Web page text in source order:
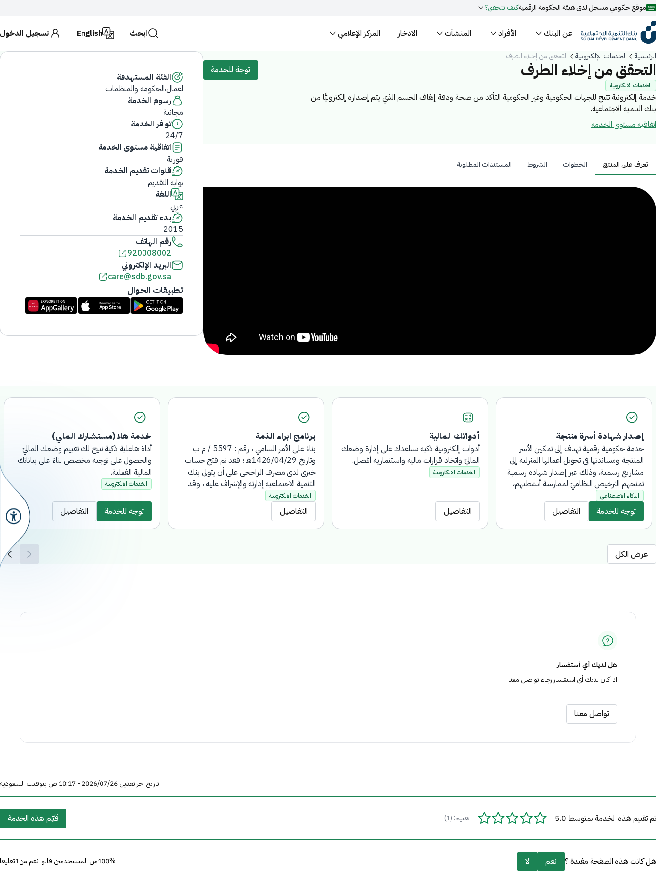
موقع حكومي مسجل لدى هيئة الحكومة الرقميةكيف تتحقق؟
روابط المواقع الالكترونية الرسمية السعودية تنتهي بـ
جميع روابط المواقع الرسمية التابعة للجهات الحكومية في المملكة العربية السعودية تنتهي بـ .gov.sa
المواقع الالكترونية الحكومية تستخدم بروتوكول HTTPSللتشفير و الأمان.
المواقع الالكترونية الآمنة في المملكة العربية السعودية تستخدم بروتوكول HTTPS للتشفير.
مسجل لدى هيئة الحكومة الرقمية برقم:
عن البنك الأفراد المنشآت الادخار المركز الإعلامي ابحث English تسجيل الدخول
فعل البحث الذكي عبر نورة المدعومة بالذكاء الاصطناعي
اقتراحات
الفئة المستهدفة
اعمال،الحكومة والمنظمات
رسوم الخدمة
مجانية
توافر الخدمة
24/7
اتفاقية مستوى الخدمة
فورية
قنوات تقديم الخدمة
بوابة التقديم
اللغة
عربي
بدء تقديم الخدمة
2015
رقم الهاتف
920008002
البريد الإلكتروني
care@sdb.gov.sa
تطبيقات الجوال
الرئيسية الخدمات الإلكترونية التحقق من إخلاء الطرف
التحقق من إخلاء الطرف توجة للخدمة
الخدمات الالكترونية
خدمة إلكترونية تتيح للجهات الحكومية وغير الحكومية التأكد من صحة ودقة إيقاف الحسم الذي يتم إصداره إلكترونيًّا من
بنك التنمية الاجتماعية.
اتفاقية مستوى الخدمة
تعرف على المنتج الخطوات الشروط المستندات المطلوبة
تعرف على المنتج
إصدار شهادة أسرة منتجة
خدمة حكومية رقمية تهدف إلى تمكين الأسر
المنتجة ومساندتها في تحويل أعمالها المنزلية إلى
مشاريع رسمية، وذلك عبر إصدار شهادة رسمية
تمنحهم الترخيص النظاميّ لممارسة أنشطتهم،
وتؤهلهم للحصول على الدعم الماليّ والخدمات
التطويرية والاستشارية. يتم التقديم على الخدمة
إلكترونيًا بالكامل، دون الحاجة لزيارة فروع البنك.
الذكاء الاصطناعي
توجه للخدمة التفاصيل
أدواتك المالية
أدوات إلكترونية ذكية تساعدك على إدارة وضعك
الماليّ واتخاذ قرارات مالية واستثمارية أفضل.
الخدمات الالكترونية
التفاصيل
برنامج ابراء الذمة
بناءً على الأمر السامي ، رقم : 5597 / م ب
وتاريخ 1426/04/29هـ ؛ فقد تم فتح حساب
خيري لدى مصرف الراجحي على أن يتولى بنك
التنمية الاجتماعية إدارته والإشراف عليه ، وقد
أنشئ هذا الحساب للراغبين في إبراء ذممهم تجاه
المال العام أو على سبيل الهبة أو الوقف ، (أما
الأموال العينية مثل : الأراضي أو العقارات تنقل
ملكيتها باسم بنك التنمية الاجتماعية ).
الخدمات الالكترونية
التفاصيل
خدمة هلا (مستشارك المالي)
أداة تفاعلية ذكية تتيح لك تقييم وضعك الماليّ
والحصول على توجيه مخصص بناءً على بياناتك
المالية الفعلية.
الخدمات الالكترونية
توجه للخدمة التفاصيل
عرض الكل
هل لديك أي أستفسار
اذا كان لديك أي استفسار رجاء تواصل معنا
تواصل معنا
تاريخ اخر تعديل 26‏/07‏/2026 - 10:17 ص بتوقيت السعودية
تم تقييم هذه الخدمة بمتوسط 5.0 تقييم: (1) قيّم هذه الخدمة
هل كانت هذه الصفحة مفيدة ؟ نعم لا 100%من المستخدمين قالوا نعم من1تعليقا